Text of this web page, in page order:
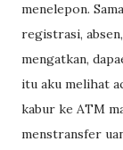
menelepon.
registrasi,
mengatkan,
itu aku melihat
kabur ke ATM
menstransfer